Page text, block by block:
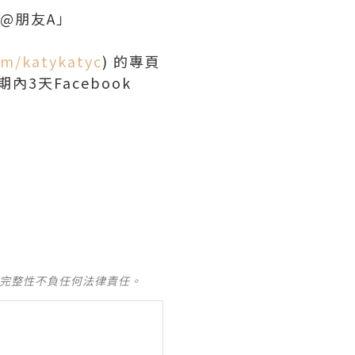
友A」
katykatyc) 的專頁
內3天Facebook
整性不負任何法律責任。